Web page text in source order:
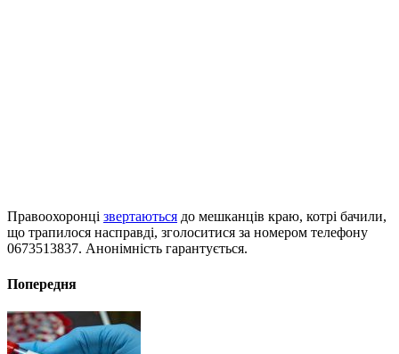
Правоохоронці звертаються до мешканців краю, котрі бачили,
що трапилося насправді, зголоситися за номером телефону
0673513837. Анонімність гарантується.
Попередня